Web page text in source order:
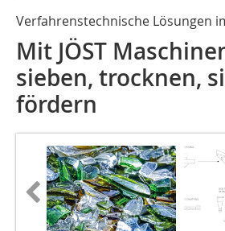
Verfahrenstechnische Lösungen
Mit JÖST
sieben, trocknen,
fördern